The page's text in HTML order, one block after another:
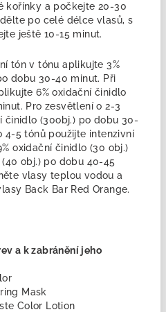
kořínky a počkejte 20-30
po celé délce vlasů, s
ještě 10-15 minut.
tón v tónu aplikujte 3%
dobu 30-40 minut. Při
6% oxidační činidlo
Pro zesvětlení o 2-3
činidlo (30obj.) po dobu 30-
4-5 tónů použijte intenzivní
oxidační činidlo (30 obj.)
(40 obj.) po dobu 40-45
vlasy teplou vodou a
Back Bar Red Orange.
a k zabránění jeho
Mask
Color Lotion